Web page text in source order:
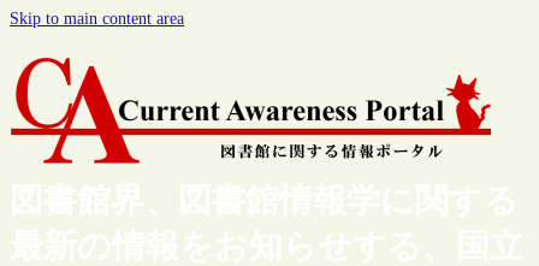
Skip to main content area
図書館界、図書館情報学に関する
最新の情報をお知らせする、国立